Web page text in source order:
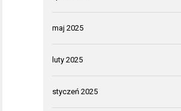
maj 2025
luty 2025
styczeń 2025